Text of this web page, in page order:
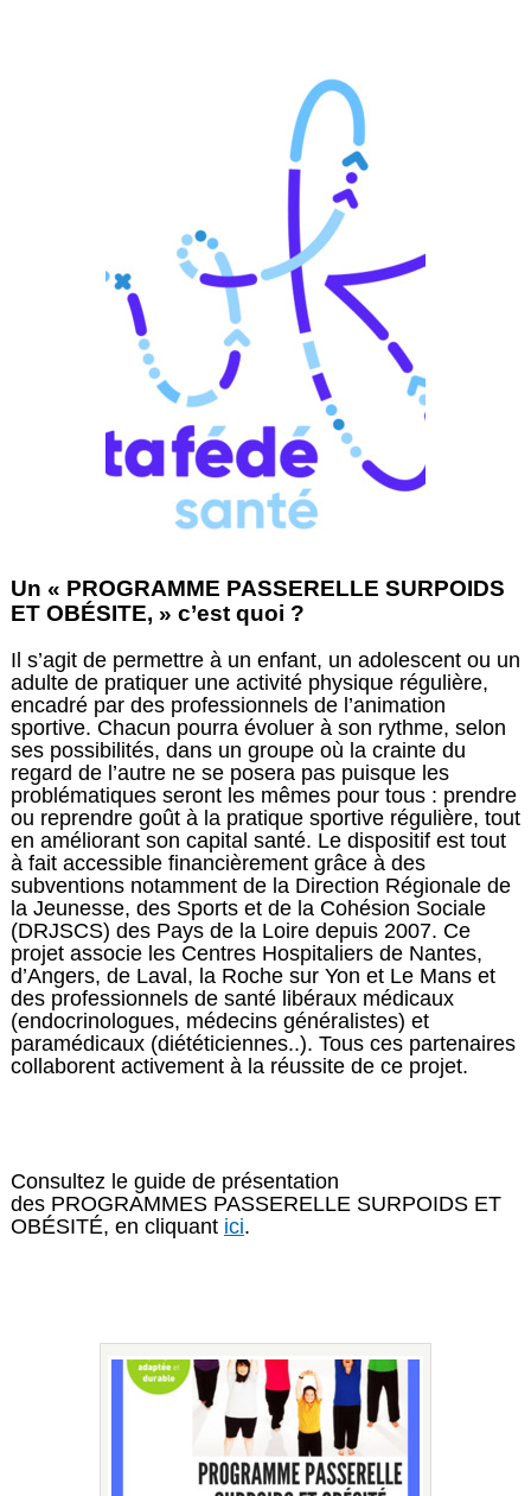
Un « PROGRAMME PASSERELLE SURPOIDS
ET OBÉSITE, » c’est quoi ?
Il s’agit de permettre à un enfant, un adolescent ou un
adulte de pratiquer une activité physique régulière,
encadré par des professionnels de l’animation
sportive. Chacun pourra évoluer à son rythme, selon
ses possibilités, dans un groupe où la crainte du
regard de l’autre ne se posera pas puisque les
problématiques seront les mêmes pour tous : prendre
ou reprendre goût à la pratique sportive régulière, tout
en améliorant son capital santé. Le dispositif est tout
à fait accessible financièrement grâce à des
subventions notamment de la Direction Régionale de
la Jeunesse, des Sports et de la Cohésion Sociale
(DRJSCS) des Pays de la Loire depuis 2007. Ce
projet associe les Centres Hospitaliers de Nantes,
d’Angers, de Laval, la Roche sur Yon et Le Mans et
des professionnels de santé libéraux médicaux
(endocrinologues, médecins généralistes) et
paramédicaux (diététiciennes..). Tous ces partenaires
collaborent activement à la réussite de ce projet.
Consultez le guide de présentation
des PROGRAMMES PASSERELLE SURPOIDS ET
OBÉSITÉ, en cliquant ici.